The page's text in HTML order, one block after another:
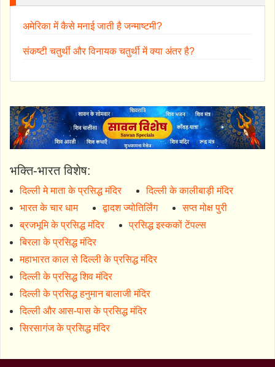
अमेरिका में कैसे मनाई जाती है जन्माष्टमी?
संकष्टी चतुर्थी और विनायक चतुर्थी में क्या अंतर है?
भक्ति-भारत विशेष:
दिल्ली मे माता के प्रसिद्ध मंदिर
दिल्ली के कालीबाड़ी मंदिर
भारत के चार धाम
द्वादश ज्योतिर्लिंग
सप्त मोक्ष पुरी
ब्रजभूमि के प्रसिद्ध मंदिर
प्रसिद्ध इस्ककों टेंपल्स
बिरला के प्रसिद्ध मंदिर
महाभारत काल से दिल्ली के प्रसिद्ध मंदिर
दिल्ली के प्रसिद्ध शिव मंदिर
दिल्ली के प्रसिद्ध हनुमान बालाजी मंदिर
दिल्ली और आस-पास के प्रसिद्ध मंदिर
सिरसागंज के प्रसिद्ध मंदिर